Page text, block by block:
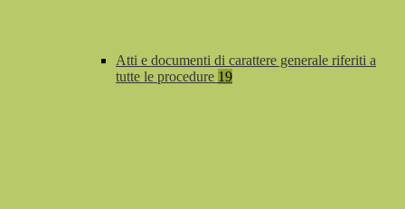
Atti e documenti di carattere generale riferiti a
tutte le procedure 19